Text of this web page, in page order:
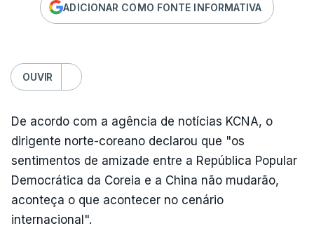
ADICIONAR COMO FONTE INFORMATIVA
OUVIR
De acordo com a agência de notícias KCNA, o
dirigente norte-coreano declarou que "os
sentimentos de amizade entre a República Popular
Democrática da Coreia e a China não mudarão,
aconteça o que acontecer no cenário
internacional".